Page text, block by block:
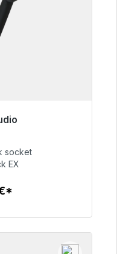
plazo de entrega
socket
EX